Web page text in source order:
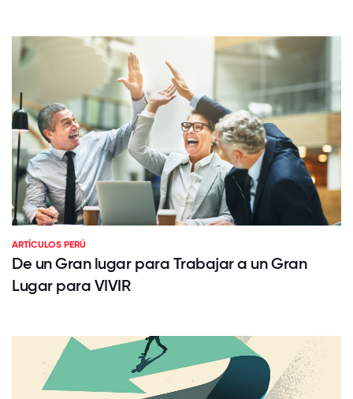
ARTÍCULOS PERÚ
De un Gran lugar para Trabajar a un Gran
Lugar para VIVIR